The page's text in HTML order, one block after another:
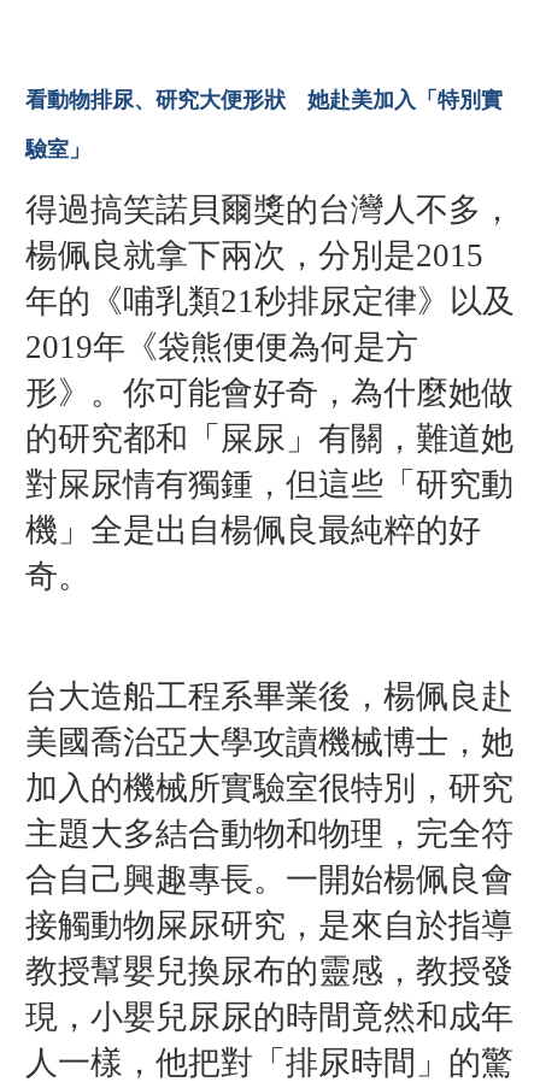
看動物排尿、研究大便形狀 她赴美加入「特別實
驗室」
得過搞笑諾貝爾獎的台灣人不多，
楊佩良就拿下兩次，分別是2015
年的《哺乳類21秒排尿定律》以及
2019年《袋熊便便為何是方
形》。你可能會好奇，為什麼她做
的研究都和「屎尿」有關，難道她
對屎尿情有獨鍾，但這些「研究動
機」全是出自楊佩良最純粹的好
奇。
台大造船工程系畢業後，楊佩良赴
美國喬治亞大學攻讀機械博士，她
加入的機械所實驗室很特別，研究
主題大多結合動物和物理，完全符
合自己興趣專長。一開始楊佩良會
接觸動物屎尿研究，是來自於指導
教授幫嬰兒換尿布的靈感，教授發
現，小嬰兒尿尿的時間竟然和成年
人一樣，他把對「排尿時間」的驚